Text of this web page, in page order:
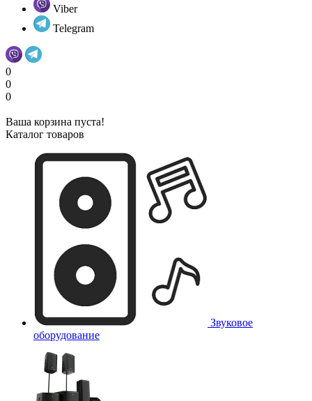
Viber
Telegram
0
0
0
Ваша корзина пуста!
Каталог товаров
Звуковое
оборудование